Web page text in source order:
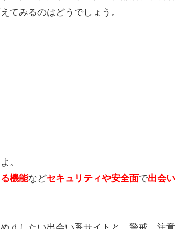
てみるのはどうでしょう。
。
機能などセキュリティや安全面で出会い